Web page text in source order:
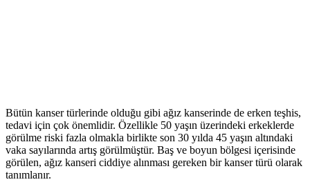
Bütün kanser türlerinde olduğu gibi ağız kanserinde de erken teşhis,
tedavi için çok önemlidir. Özellikle 50 yaşın üzerindeki erkeklerde
görülme riski fazla olmakla birlikte son 30 yılda 45 yaşın altındaki
vaka sayılarında artış görülmüştür. Baş ve boyun bölgesi içerisinde
görülen, ağız kanseri ciddiye alınması gereken bir kanser türü olarak
tanımlanır.